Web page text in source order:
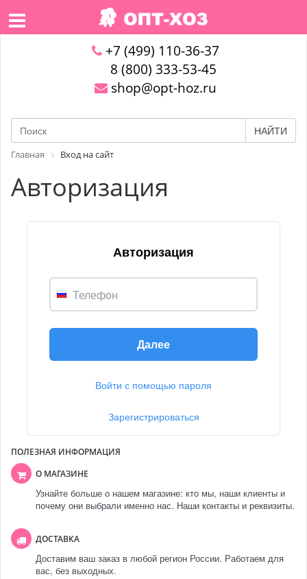
+7 (499) 110-36-37
8 (800) 333-53-45
shop@opt-hoz.ru
НАЙТИ
Главная Вход на сайт
Авторизация
Авторизация
Телефон
Далее
Войти с помощью пароля
Зарегистрироваться
ПОЛЕЗНАЯ ИНФОРМАЦИЯ
О МАГАЗИНЕ
Узнайте больше о нашем магазине: кто мы, наши клиенты и
почему они выбрали именно нас. Наши контакты и реквизиты.
ДОСТАВКА
Доставим ваш заказ в любой регион России. Работаем для
вас, без выходных.